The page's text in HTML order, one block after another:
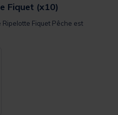
Fiquet (x10)
Fiquet Pêche est